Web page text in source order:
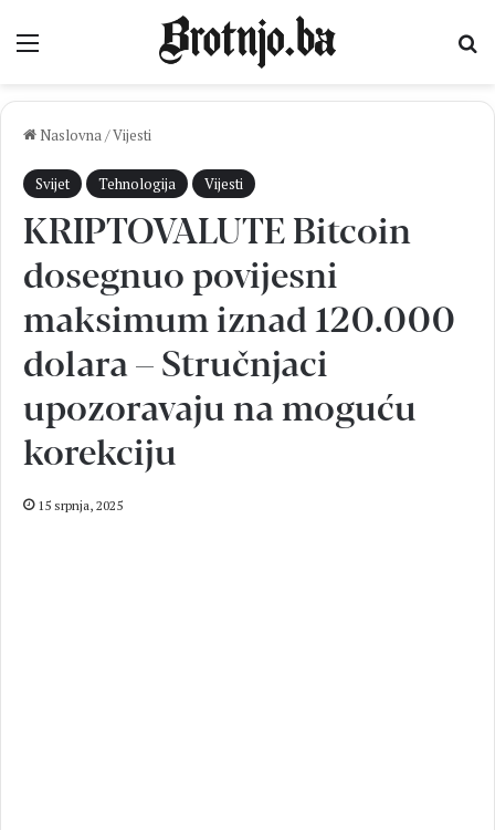
Izbornik
Naslovna/Vijesti
Svijet Tehnologija Vijesti
KRIPTOVALUTE Bitcoin
dosegnuo povijesni
maksimum iznad 120.000
dolara – Stručnjaci
upozoravaju na moguću
korekciju
15 srpnja, 2025